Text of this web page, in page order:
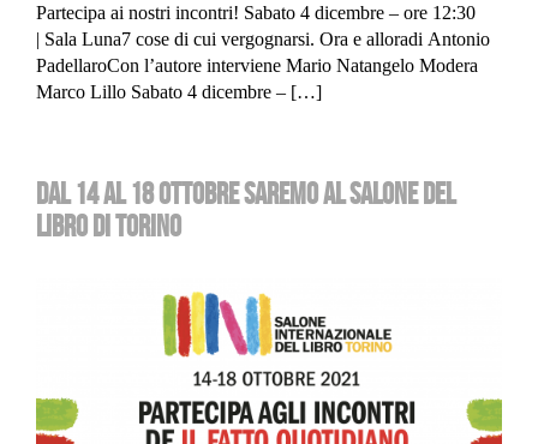
Partecipa ai nostri incontri! Sabato 4 dicembre – ore 12:30
| Sala Luna7 cose di cui vergognarsi. Ora e alloradi Antonio
PadellaroCon l’autore interviene Mario Natangelo Modera
Marco Lillo Sabato 4 dicembre – […]
DAL 14 AL 18 OTTOBRE SAREMO AL SALONE DEL
LIBRO DI TORINO